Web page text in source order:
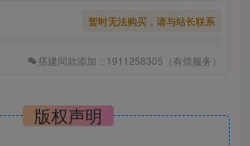
暂时无法购买，请与站长联系
搭建同款添加：1911258305（有偿服务）
版权声明